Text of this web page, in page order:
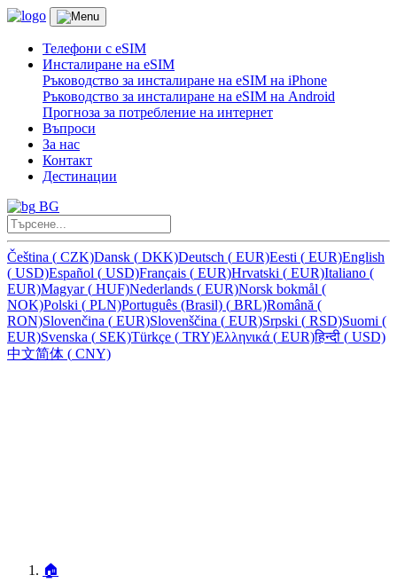
Телефони с eSIM
Инсталиране на eSIM
Ръководство за инсталиране на eSIM на iPhone
Ръководство за инсталиране на eSIM на Android
Прогноза за потребление на интернет
Въпроси
За нас
Контакт
Дестинации
BG
Čeština ( CZK)Dansk ( DKK)Deutsch ( EUR)Eesti ( EUR)English
( USD)Español ( USD)Français ( EUR)Hrvatski ( EUR)Italiano (
EUR)Magyar( HUF)Nederlands ( EUR)Norsk bokmål (
NOK)Polski ( PLN)Português (Brasil) ( BRL)Română (
RON)Slovenčina ( EUR)Slovenščina ( EUR)Srpski ( RSD)Suomi (
EUR)Svenska ( SEK)Türkçe ( TRY)Ελληνικά ( EUR)हिन्दी ( USD)
中文简体 ( CNY)
🏠